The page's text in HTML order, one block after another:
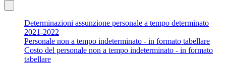
Determinazioni assunzione personale a tempo determinato
2021-2022
Personale non a tempo indeterminato - in formato tabellare
Costo del personale non a tempo indeterminato - in formato
tabellare